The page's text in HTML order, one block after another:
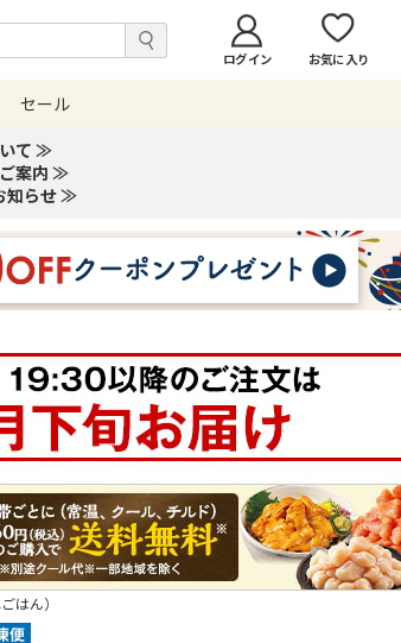
ログイン お気に入り
セール
て ≫
案内 ≫
知らせ ≫
はん）